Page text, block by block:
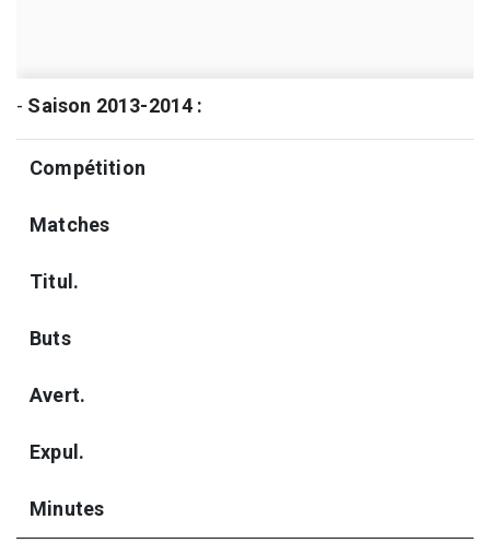
- Saison 2013-2014 :
Compétition
Matches
Titul.
Buts
Avert.
Expul.
Minutes